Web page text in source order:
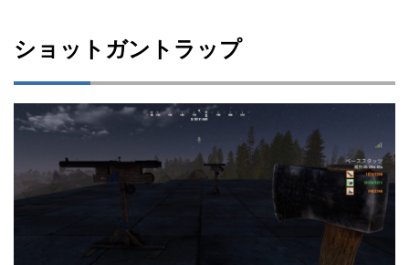
ショットガントラップ